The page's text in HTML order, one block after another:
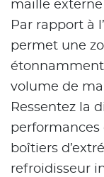
maille
Par rapport à
permet une
étonnamment
volume de
Ressentez la
performances
boîtiers
refroidisseur